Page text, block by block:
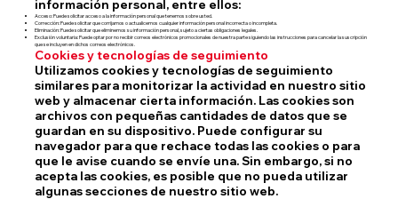
información personal, entre ellos:
Acceso: Puede solicitar acceso a la información personal que tenemos sobre usted.
Corrección: Puede solicitar que corrijamos o actualicemos cualquier información personal incorrecta o incompleta.
Eliminación: Puede solicitar que eliminemos su información personal, sujeto a ciertas obligaciones legales.
Exclusión voluntaria: Puede optar por no recibir correos electrónicos promocionales de nuestra parte siguiendo las instrucciones para cancelar la suscripción
que se incluyen en dichos correos electrónicos.
Cookies y tecnologías de seguimiento
Utilizamos cookies y tecnologías de seguimiento
similares para monitorizar la actividad en nuestro sitio
web y almacenar cierta información. Las cookies son
archivos con pequeñas cantidades de datos que se
guardan en su dispositivo. Puede configurar su
navegador para que rechace todas las cookies o para
que le avise cuando se envíe una. Sin embargo, si no
acepta las cookies, es posible que no pueda utilizar
algunas secciones de nuestro sitio web.